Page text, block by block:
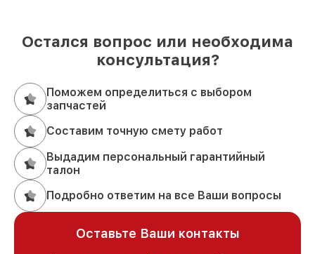
Остался вопрос или необходима
консультация?
Поможем определиться с выбором
запчастей
Составим точную смету работ
Выдадим персональный гарантийный
талон
Подробно ответим на все Ваши вопросы
Оставьте Ваши контакты